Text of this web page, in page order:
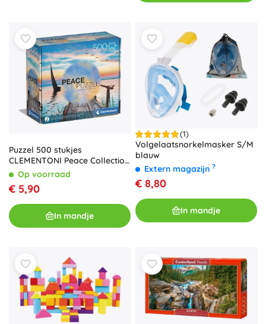
Puzzel 500 stukjes
CLEMENTONI Peace Collection
– Peaceful Wind
Op voorraad
€ 5,90
In mandje
(1)
Volgelaatsnorkelmasker S/M
blauw
Extern magazijn ?
€ 8,80
In mandje